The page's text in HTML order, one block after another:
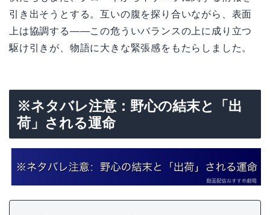
引き出そうとする。互いの腹を探り合いながら、表面
上は協調する――この危ういバランスの上に成り立つ
駆け引きが、物語に大きな緊張感をもたらしました。
※ネタバレ注意：野心の結末と「出
荷」される運命